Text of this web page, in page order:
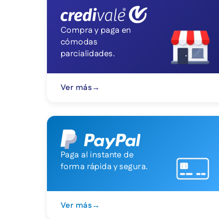
Compra y paga en
cómodas
parcialidades.
Ver más→
Paga al instante de
forma rápida y segura.
Ver más→